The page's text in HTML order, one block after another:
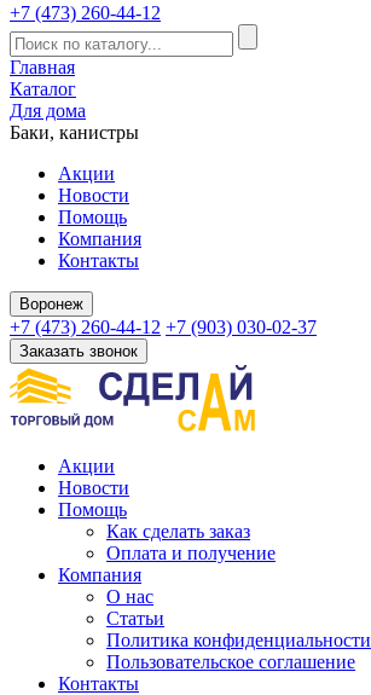
+7 (473) 260-44-12
Главная
Каталог
Для дома
Баки, канистры
Акции
Новости
Помощь
Компания
Контакты
Воронеж
+7 (473) 260-44-12 +7 (903) 030-02-37
Заказать звонок
Акции
Новости
Помощь
Как сделать заказ
Оплата и получение
Компания
О нас
Статьи
Политика конфиденциальности
Пользовательское соглашение
Контакты